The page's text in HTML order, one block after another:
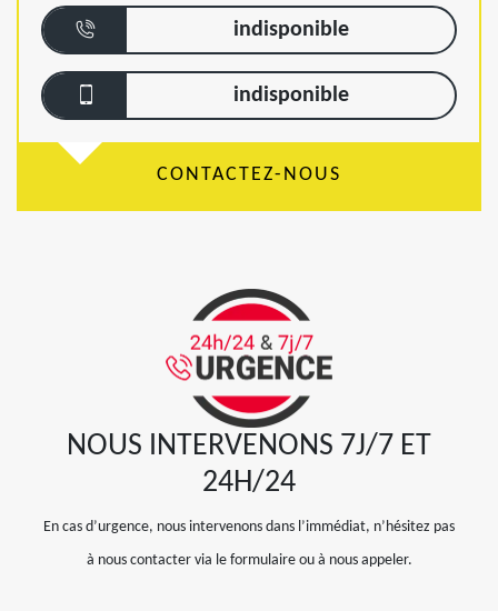
indisponible
indisponible
CONTACTEZ-NOUS
NOUS INTERVENONS 7J/7 ET
24H/24
En cas d’urgence, nous intervenons dans l’immédiat, n’hésitez pas
à nous contacter via le formulaire ou à nous appeler.